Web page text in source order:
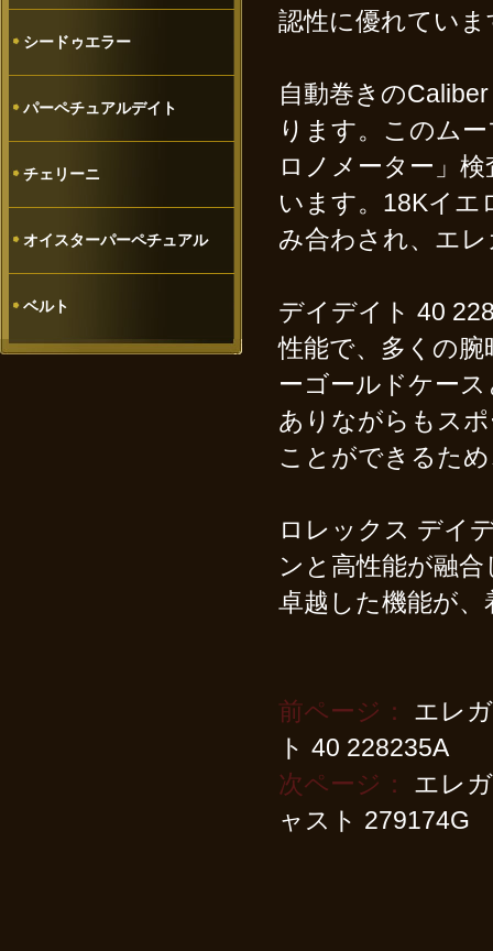
シードゥエラー
パーペチュアルデイト
チェリーニ
オイスターパーペチュアル
ベルト
認性に優れていま
自動巻きの
ります。このム
ロノメーター」
います。 18Kイエ
み合わされ、エ
デイデイト 40
性能で、多くの
ーゴールドケー
ありながらもス
ことができるた
ロレックス デイ
ンと高性能が融
卓越した機能が
前ページ：
エレ
ト 40 228235A
次ページ：
エレ
ャスト 279174G